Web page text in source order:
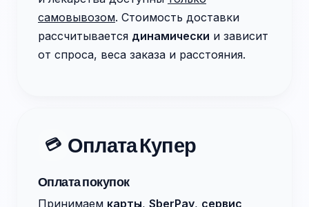
самовывозом. Стоимость доставки
рассчитывается динамически и зависит
от спроса, веса заказа и расстояния.
💳 Оплата Купер
Оплата покупок
Принимаем карты, SberPay, сервис